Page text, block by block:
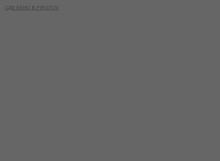
СДЕЛАНО В FIRSTOV